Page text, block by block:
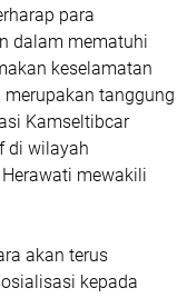
para
dalam mematuhi
keselamatan
tanggung
Kamseltibcar
di wilayah
mewakili
akan terus
kepada